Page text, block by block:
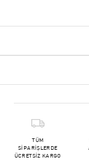
TÜM
SİPARİŞLERDE
ÜCRETSİZ KARGO